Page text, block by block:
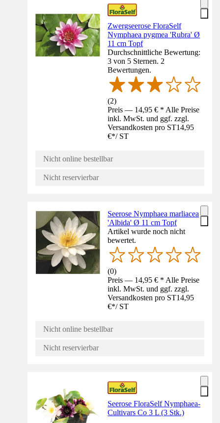
Zwergseerose FloraSelf
Nymphaea pygmea 'Rubra' Ø
11 cm Topf
Durchschnittliche Bewertung:
3 von 5 Sternen. 2
Bewertungen.
(2)
Preis — 14,95 € * Alle Preise
inkl. MwSt. und ggf. zzgl.
Versandkosten pro ST14,95
€*/ ST
Nicht online bestellbar
Nicht reservierbar
Seerose Nymphaea marliacea
'Albida' Ø 11 cm Topf
Artikel wurde noch nicht
bewertet.
(0)
Preis — 14,95 € * Alle Preise
inkl. MwSt. und ggf. zzgl.
Versandkosten pro ST14,95
€*/ ST
Nicht online bestellbar
Nicht reservierbar
Seerose FloraSelf Nymphaea-
Cultivars Co 3 L (3 Stk.)